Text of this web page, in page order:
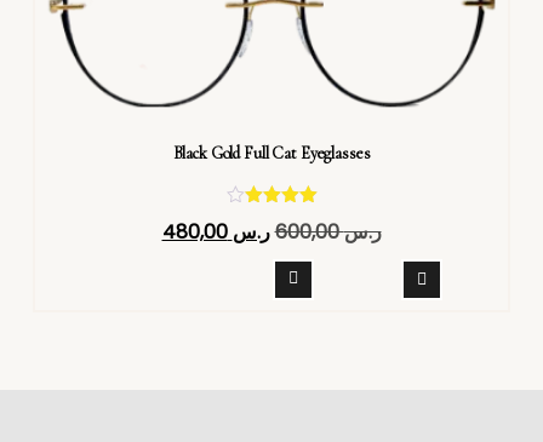
Black Gold Full Cat Eyeglasses
تم التقييم
4.40
ر.س600,00 ر.س 480,00